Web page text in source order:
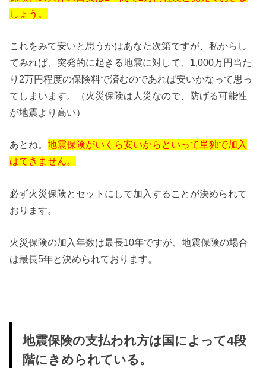
しょう。
これをみて安いと思うかはあなた次第ですが、私からし
てみれば、突発的に起きる地震に対して、1,000万円当た
り2万円程度の保険料で済むのであれば安いかなって思っ
てしまいます。（火災保険は人災なので、防げる可能性
が地震より高い）
あとね。地震保険がいくら安いからといって単独で加入
はできません。
必ず火災保険とセットにして加入することが決められて
おります。
火災保険の加入年数は最長10年ですが、地震保険の場合
は最長5年と決められております。
地震保険の支払われ方は国によって4段
階にきめられている。